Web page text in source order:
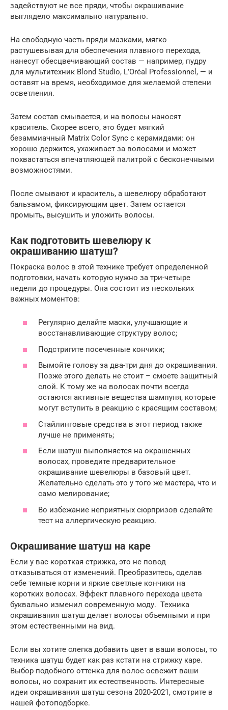
задействуют не все пряди, чтобы окрашивание
выглядело максимально натурально.
На свободную часть пряди мазками, мягко
растушевывая для обеспечения плавного перехода,
нанесут обесцвечивающий состав — например, пудру
для мультитехник Blond Studio, L’Oréal Professionnel, — и
оставят на время, необходимое для желаемой степени
осветления.
Затем состав смывается, и на волосы наносят
краситель. Скорее всего, это будет мягкий
безаммиачный Matrix Color Sync с керамидами: он
хорошо держится, ухаживает за волосами и может
похвастаться впечатляющей палитрой с бесконечными
возможностями.
После смывают и краситель, а шевелюру обработают
бальзамом, фиксирующим цвет. Затем остается
промыть, высушить и уложить волосы.
Как подготовить шевелюру к
окрашиванию шатуш?
Покраска волос в этой технике требует определенной
подготовки, начать которую нужно за три-четыре
недели до процедуры. Она состоит из нескольких
важных моментов:
Регулярно делайте маски, улучшающие и
восстанавливающие структуру волос;
Подстригите посеченные кончики;
Вымойте голову за два-три дня до окрашивания.
Позже этого делать не стоит – смоете защитный
слой. К тому же на волосах почти всегда
остаются активные вещества шампуня, которые
могут вступить в реакцию с красящим составом;
Стайлинговые средства в этот период также
лучше не применять;
Если шатуш выполняется на окрашенных
волосах, проведите предварительное
окрашивание шевелюры в базовый цвет.
Желательно сделать это у того же мастера, что и
само мелирование;
Во избежание неприятных сюрпризов сделайте
тест на аллергическую реакцию.
Окрашивание шатуш на каре
Если у вас короткая стрижка, это не повод
отказываться от изменений. Преобразитесь, сделав
себе темные корни и яркие светлые кончики на
коротких волосах. Эффект плавного перехода цвета
буквально изменил современную моду. Техника
окрашивания шатуш делает волосы объемными и при
этом естественными на вид.
Если вы хотите слегка добавить цвет в ваши волосы, то
техника шатуш будет как раз кстати на стрижку каре.
Выбор подобного оттенка для волос освежит ваши
волосы, но сохранит их естественность. Интересные
идеи окрашивания шатуш сезона 2020-2021, смотрите в
нашей фотоподборке.